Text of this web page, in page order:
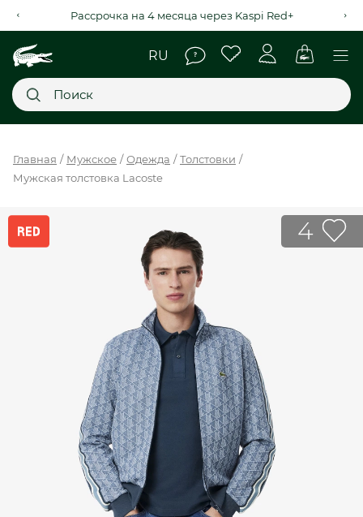
Рассрочка на 4 месяца через Kaspi Red+
НОВИНКИ
SALE
МЫ LACOSTE
Главная Мужское Одежда
Толстовки
Мужская толстовка Lacoste
4